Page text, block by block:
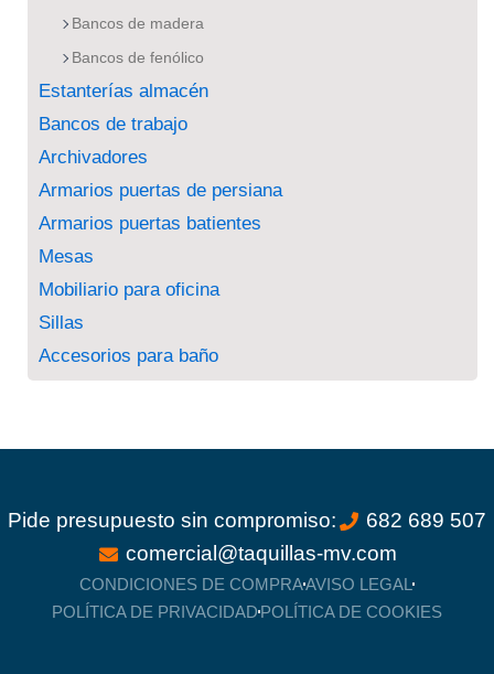
Bancos de madera
Bancos de fenólico
Estanterías almacén
Bancos de trabajo
Archivadores
Armarios puertas de persiana
Armarios puertas batientes
Mesas
Mobiliario para oficina
Sillas
Accesorios para baño
Pide presupuesto sin compromiso:
682 689 507
comercial@taquillas-mv.com
CONDICIONES DE COMPRAAVISO LEGAL
POLÍTICA DE PRIVACIDAD POLÍTICA DE COOKIES